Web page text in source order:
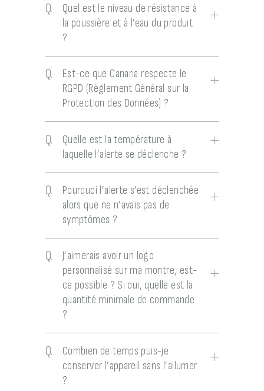
Q.
Quel est le niveau de résistance à
la poussière et à l’eau du produit
?
Q.
Est-ce que Canaria respecte le
RGPD (Règlement Général sur la
Protection des Données) ?
Q.
Quelle est la température à
laquelle l’alerte se déclenche ?
Q.
Pourquoi l’alerte s’est déclenchée
alors que ne n’avais pas de
symptômes ?
Q.
J’aimerais avoir un logo
personnalisé sur ma montre, est-
ce possible ? Si oui, quelle est la
quantité minimale de commande
?
Q.
Combien de temps puis-je
conserver l’appareil sans l’allumer
?